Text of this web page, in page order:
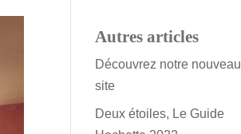
Autres articles
Découvrez notre nouveau
site
Deux étoiles, Le Guide